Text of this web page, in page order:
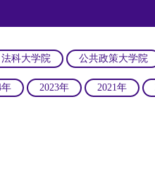
法科大学院 公共政策大学院
年 2023年 2021年